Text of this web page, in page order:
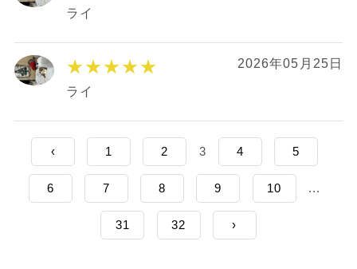
ライ
★★★★★ 2026年05月25日
ライ
‹ 1 2 3 4 5
6 7 8 9 10 ...
31 32 ›